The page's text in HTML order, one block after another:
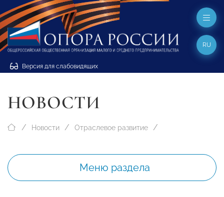
Версия для слабовидящих
RU
НОВОСТИ
Новости Отраслевое развитие
Меню раздела